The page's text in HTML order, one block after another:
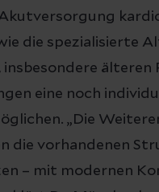
die spezialisierte
insbesondere
eine noch
„Die
die vorhandenen
– mit modernen